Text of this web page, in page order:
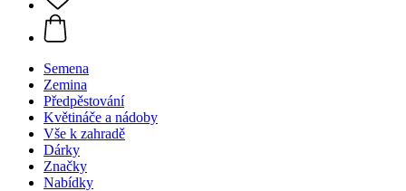
Semena
Zemina
Předpěstování
Květináče a nádoby
Vše k zahradě
Dárky
Značky
Nabídky